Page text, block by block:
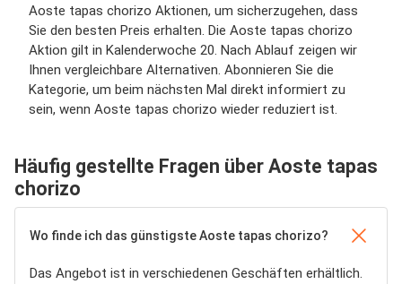
Aoste tapas chorizo Aktionen, um sicherzugehen, dass
Sie den besten Preis erhalten. Die Aoste tapas chorizo
Aktion gilt in Kalenderwoche 20. Nach Ablauf zeigen wir
Ihnen vergleichbare Alternativen. Abonnieren Sie die
Kategorie, um beim nächsten Mal direkt informiert zu
sein, wenn Aoste tapas chorizo wieder reduziert ist.
Häufig gestellte Fragen über Aoste tapas
chorizo
Wo finde ich das günstigste Aoste tapas chorizo?
Das Angebot ist in verschiedenen Geschäften erhältlich.